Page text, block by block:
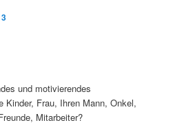
und motivierendes
Kinder, Frau, Ihren Mann, Onkel,
Mitarbeiter?